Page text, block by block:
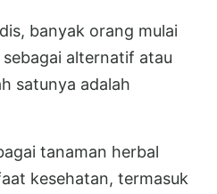
banyak orang mulai
alternatif atau
satunya adalah
tanaman herbal
kesehatan, termasuk